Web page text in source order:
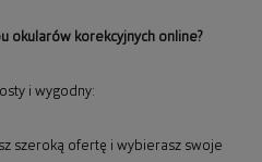
okularów korekcyjnych online?
i wygodny:
szeroką ofertę i wybierasz swoje